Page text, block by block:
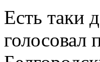
Есть таки
голосовал